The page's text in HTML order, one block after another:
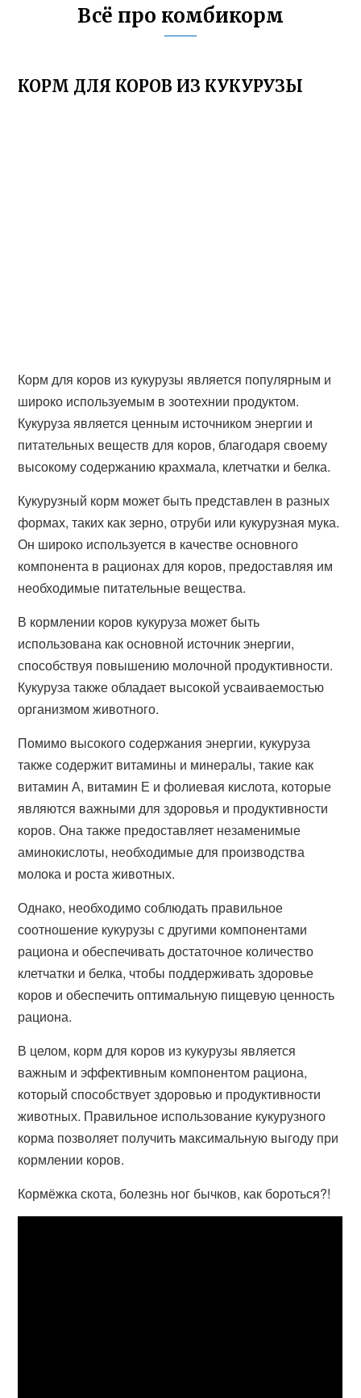
Всё про комбикорм
КОРМ ДЛЯ КОРОВ ИЗ КУКУРУЗЫ
Корм для коров из кукурузы является популярным и
широко используемым в зоотехнии продуктом.
Кукуруза является ценным источником энергии и
питательных веществ для коров, благодаря своему
высокому содержанию крахмала, клетчатки и белка.
Кукурузный корм может быть представлен в разных
формах, таких как зерно, отруби или кукурузная мука.
Он широко используется в качестве основного
компонента в рационах для коров, предоставляя им
необходимые питательные вещества.
В кормлении коров кукуруза может быть
использована как основной источник энергии,
способствуя повышению молочной продуктивности.
Кукуруза также обладает высокой усваиваемостью
организмом животного.
Помимо высокого содержания энергии, кукуруза
также содержит витамины и минералы, такие как
витамин А, витамин Е и фолиевая кислота, которые
являются важными для здоровья и продуктивности
коров. Она также предоставляет незаменимые
аминокислоты, необходимые для производства
молока и роста животных.
Однако, необходимо соблюдать правильное
соотношение кукурузы с другими компонентами
рациона и обеспечивать достаточное количество
клетчатки и белка, чтобы поддерживать здоровье
коров и обеспечить оптимальную пищевую ценность
рациона.
В целом, корм для коров из кукурузы является
важным и эффективным компонентом рациона,
который способствует здоровью и продуктивности
животных. Правильное использование кукурузного
корма позволяет получить максимальную выгоду при
кормлении коров.
Кормёжка скота, болезнь ног бычков, как бороться?!